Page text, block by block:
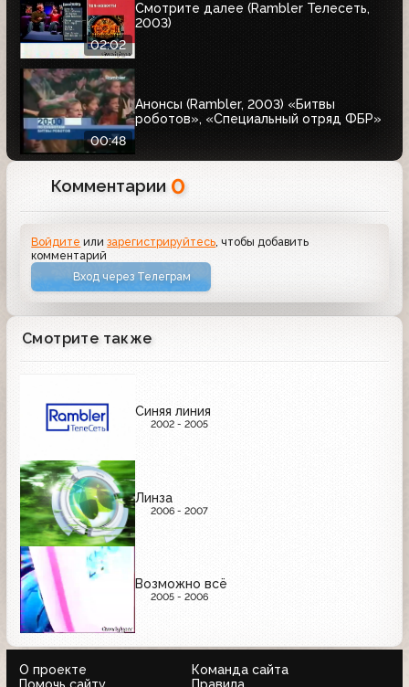
02:02
Смотрите далее (Rambler Телесеть,
2003)
00:48
Анонсы (Rambler, 2003) «Битвы
роботов», «Специальный отряд ФБР»
Комментарии 0
Войдите илизарегистрируйтесь , чтобы добавить
комментарий
Вход через Телеграм
Смотрите также
Синяя линия
2002 - 2005
Линза
2006 - 2007
Возможно всё
2005 - 2006
О проекте
Команда сайта